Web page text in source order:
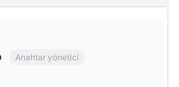
Anahtar yönetici